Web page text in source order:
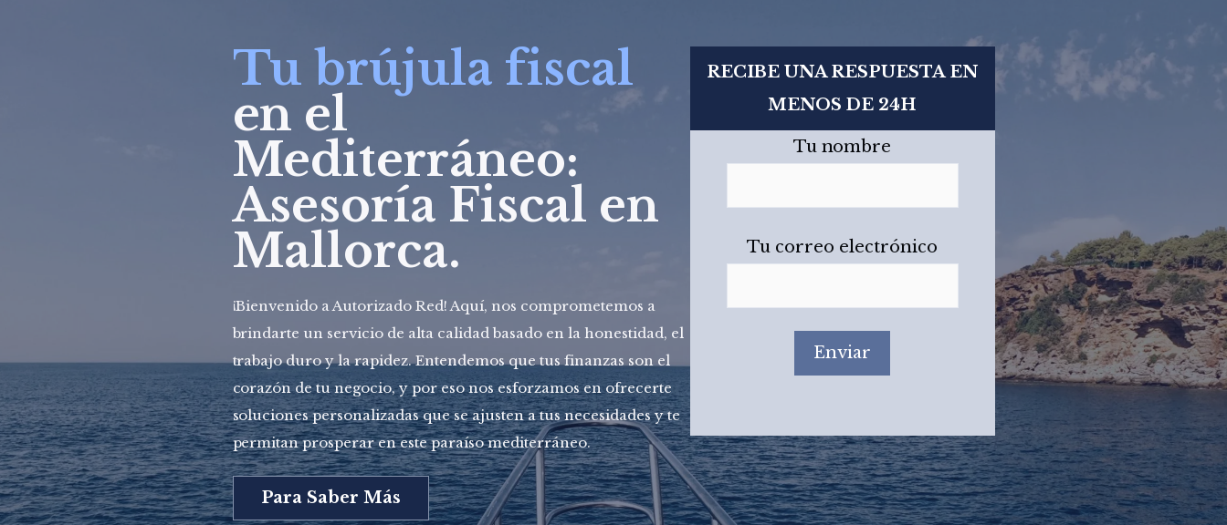
Tu brújula fiscal
en el
Mediterráneo:
Asesoría Fiscal en
Mallorca.
¡Bienvenido a Autorizado Red! Aquí, nos comprometemos a
brindarte un servicio de alta calidad basado en la honestidad, el
trabajo duro y la rapidez. Entendemos que tus finanzas son el
corazón de tu negocio, y por eso nos esforzamos en ofrecerte
soluciones personalizadas que se ajusten a tus necesidades y te
permitan prosperar en este paraíso mediterráneo.
Para Saber Más
RECIBE UNA RESPUESTA EN
MENOS DE 24H
Tu nombre
Tu correo electrónico